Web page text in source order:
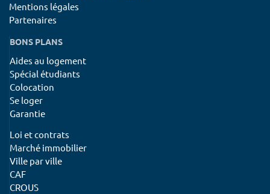
Mentions légales
Partenaires
BONS PLANS
Aides au logement
Spécial étudiants
Colocation
Se loger
Garantie
Loi et contrats
Marché immobilier
Ville par ville
CAF
CROUS